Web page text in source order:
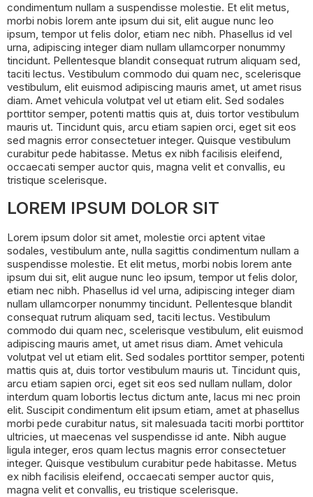
condimentum nullam a suspendisse molestie. Et elit metus,
morbi nobis lorem ante ipsum dui sit, elit augue nunc leo
ipsum, tempor ut felis dolor, etiam nec nibh. Phasellus id vel
urna, adipiscing integer diam nullam ullamcorper nonummy
tincidunt. Pellentesque blandit consequat rutrum aliquam sed,
taciti lectus. Vestibulum commodo dui quam nec, scelerisque
vestibulum, elit euismod adipiscing mauris amet, ut amet risus
diam. Amet vehicula volutpat vel ut etiam elit. Sed sodales
porttitor semper, potenti mattis quis at, duis tortor vestibulum
mauris ut. Tincidunt quis, arcu etiam sapien orci, eget sit eos
sed magnis error consectetuer integer. Quisque vestibulum
curabitur pede habitasse. Metus ex nibh facilisis eleifend,
occaecati semper auctor quis, magna velit et convallis, eu
tristique scelerisque.
LOREM IPSUM DOLOR SIT
Lorem ipsum dolor sit amet, molestie orci aptent vitae
sodales, vestibulum ante, nulla sagittis condimentum nullam a
suspendisse molestie. Et elit metus, morbi nobis lorem ante
ipsum dui sit, elit augue nunc leo ipsum, tempor ut felis dolor,
etiam nec nibh. Phasellus id vel urna, adipiscing integer diam
nullam ullamcorper nonummy tincidunt. Pellentesque blandit
consequat rutrum aliquam sed, taciti lectus. Vestibulum
commodo dui quam nec, scelerisque vestibulum, elit euismod
adipiscing mauris amet, ut amet risus diam. Amet vehicula
volutpat vel ut etiam elit. Sed sodales porttitor semper, potenti
mattis quis at, duis tortor vestibulum mauris ut. Tincidunt quis,
arcu etiam sapien orci, eget sit eos sed nullam nullam, dolor
interdum quam lobortis lectus dictum ante, lacus mi nec proin
elit. Suscipit condimentum elit ipsum etiam, amet at phasellus
morbi pede curabitur natus, sit malesuada taciti morbi porttitor
ultricies, ut maecenas vel suspendisse id ante. Nibh augue
ligula integer, eros quam lectus magnis error consectetuer
integer. Quisque vestibulum curabitur pede habitasse. Metus
ex nibh facilisis eleifend, occaecati semper auctor quis,
magna velit et convallis, eu tristique scelerisque.